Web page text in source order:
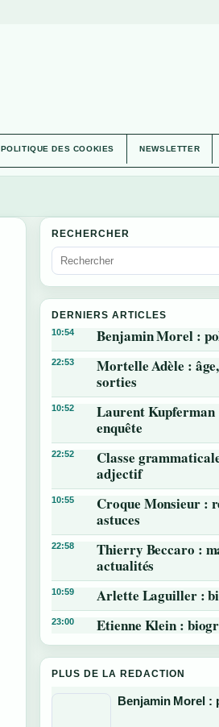
POLITIQUE DES COOKIES NEWSLETTER
RECHERCHER
DERNIERS ARTICLES
10:54 Benjamin Morel :
22:53
Mortelle Adèle :
sorties
10:52
Laurent Kupferman
enquête
22:52
Classe
adjectif
10:55
Croque Monsieur :
astuces
22:58
Thierry Beccaro :
actualités
10:59 Arlette Laguiller :
23:00 Etienne Klein :
PLUS DE LA REDACTION
Benjamin Morel :